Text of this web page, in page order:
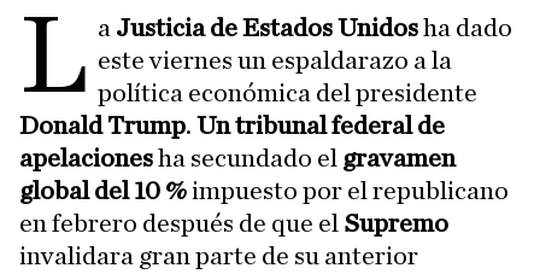
L a Justicia de Estados Unidosha dado
este viernes un espaldarazo a la
política económica del presidente
Donald Trump. Un tribunal federal de
apelacionesha secundado el gravamen
global del 10 %impuesto por el republicano
en febrero después de que el Supremo
invalidara gran parte de su anterior